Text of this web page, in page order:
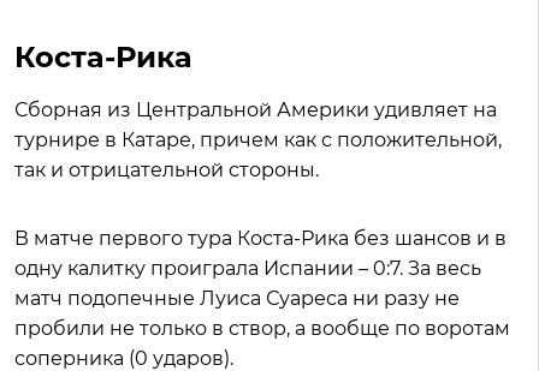
Коста-Рика
Сборная из Центральной Америки удивляет на
турнире в Катаре, причем как с положительной,
так и отрицательной стороны.
В матче первого тура Коста-Рика без шансов и в
одну калитку проиграла Испании – 0:7. За весь
матч подопечные Луиса Суареса ни разу не
пробили не только в створ, а вообще по воротам
соперника (0 ударов).